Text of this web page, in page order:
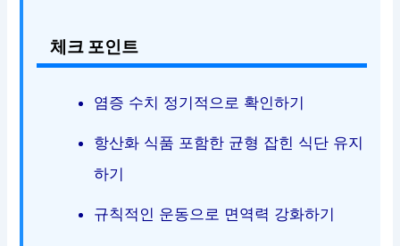
체크 포인트
염증 수치 정기적으로 확인하기
항산화 식품 포함한 균형 잡힌 식단 유지
하기
규칙적인 운동으로 면역력 강화하기